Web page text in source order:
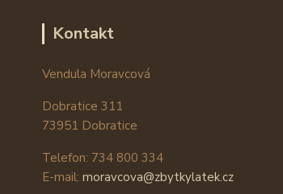
Kontakt
Vendula Moravcová
Dobratice 311
73951 Dobratice
Telefon: 734 800 334
E-mail: moravcova@zbytkylatek.cz